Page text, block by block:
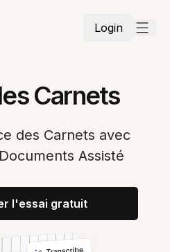
Login
Carnets
des Carnets avec
Assisté
l'essai gratuit